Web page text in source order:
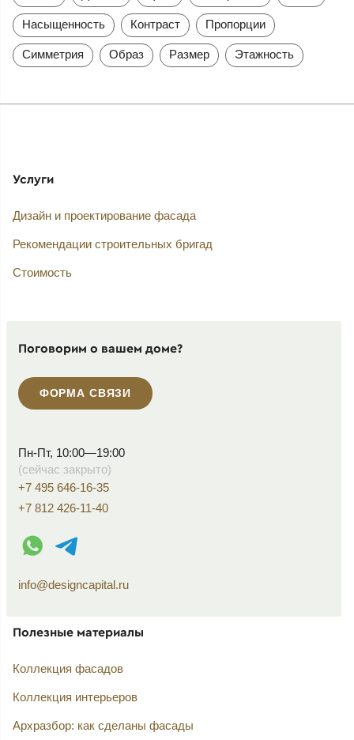
Насыщенность Контраст Пропорции
Симметрия Образ Размер Этажность
Услуги
Дизайн и проектирование фасада
Рекомендации строительных бригад
Стоимость
Поговорим о вашем доме?
ФОРМА СВЯЗИ
Пн-Пт, 10:00—19:00
(сейчас закрыто)
+7 495 646-16-35
+7 812 426-11-40
WhatsApp контакт
Telegram контакт
info@designcapital.ru
Полезные материалы
Коллекция фасадов
Коллекция интерьеров
Архразбор: как сделаны фасады